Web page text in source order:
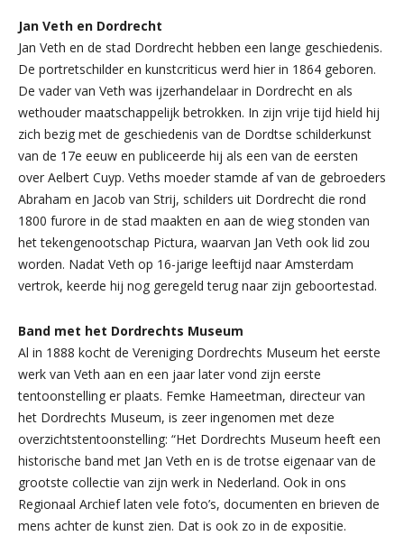
Jan Veth en Dordrecht
Jan Veth en de stad Dordrecht hebben een lange geschiedenis.
De portretschilder en kunstcriticus werd hier in 1864 geboren.
De vader van Veth was ijzerhandelaar in Dordrecht en als
wethouder maatschappelijk betrokken. In zijn vrije tijd hield hij
zich bezig met de geschiedenis van de Dordtse schilderkunst
van de 17e eeuw en publiceerde hij als een van de eersten
over Aelbert Cuyp. Veths moeder stamde af van de gebroeders
Abraham en Jacob van Strij, schilders uit Dordrecht die rond
1800 furore in de stad maakten en aan de wieg stonden van
het tekengenootschap Pictura, waarvan Jan Veth ook lid zou
worden. Nadat Veth op 16-jarige leeftijd naar Amsterdam
vertrok, keerde hij nog geregeld terug naar zijn geboortestad.
Band met het Dordrechts Museum
Al in 1888 kocht de Vereniging Dordrechts Museum het eerste
werk van Veth aan en een jaar later vond zijn eerste
tentoonstelling er plaats. Femke Hameetman, directeur van
het Dordrechts Museum, is zeer ingenomen met deze
overzichtstentoonstelling: “Het Dordrechts Museum heeft een
historische band met Jan Veth en is de trotse eigenaar van de
grootste collectie van zijn werk in Nederland. Ook in ons
Regionaal Archief laten vele foto’s, documenten en brieven de
mens achter de kunst zien. Dat is ook zo in de expositie.